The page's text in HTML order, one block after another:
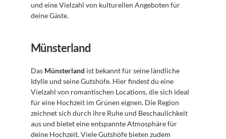
und eine Vielzahl von kulturellen Angeboten für
deine Gäste.
Münsterland
Das Münsterland ist bekannt für seine ländliche
Idylle und seine Gutshöfe. Hier findest du eine
Vielzahl von romantischen Locations, die sich ideal
für eine Hochzeit im Grünen eignen. Die Region
zeichnet sich durch ihre Ruhe und Beschaulichkeit
aus und bietet eine entspannte Atmosphäre für
deine Hochzeit. Viele Gutshöfe bieten zudem